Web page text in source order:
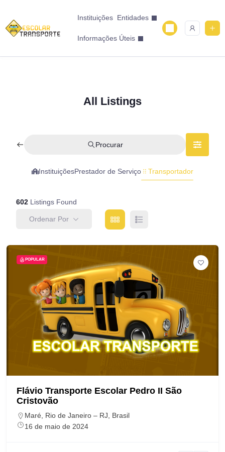
Instituições Entidades
Informações Úteis
All Listings
Procurar
InstituiçõesPrestador de Serviço Transportador
602 Listings Found
Ordenar Por
POPULAR
Flávio Transporte Escolar Pedro II São
Cristovão
Maré, Rio de Janeiro – RJ, Brasil
16 de maio de 2024